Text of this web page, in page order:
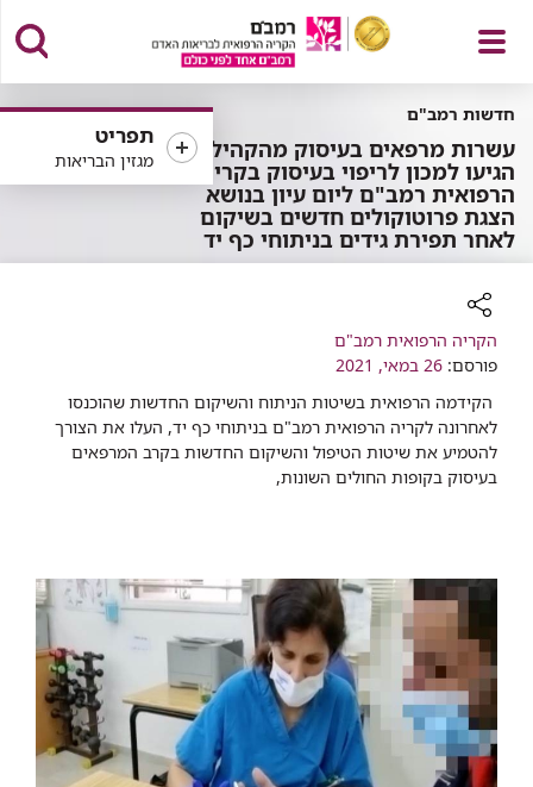
פתח
תפריט
תפריט
מגזין הבריאות
חדשות רמב"ם
עשרות מרפאים בעיסוק מהקהילה
הגיעו למכון לריפוי בעיסוק בקריה
הרפואית רמב"ם ליום עיון בנושא
הצגת פרוטוקולים חדשים בשיקום
לאחר תפירת גידים בניתוחי כף יד
רכיב
שיתוף
הקריה הרפואית רמב"ם
פורסם: 26 במאי, 2021
הקידמה הרפואית בשיטות הניתוח והשיקום החדשות שהוכנסו
לאחרונה לקריה הרפואית רמב"ם בניתוחי כף יד, העלו את הצורך
להטמיע את שיטות הטיפול והשיקום החדשות בקרב המרפאים
בעיסוק בקופות החולים השונות,